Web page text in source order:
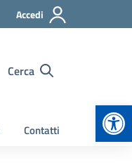
Accedi
Cerca
Contatti